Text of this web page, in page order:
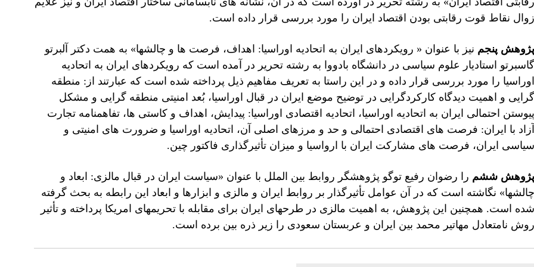
زوال نقاط قوت رقابتی بودن اقتصاد ایران را مورد بررسی قرار داده است.
پژوهش پنجم نیز با عنوان « رویکردهای ایران به اتحادیه اوراسیا: اهداف، فرصت ها و چالشها» به همت دکتر آلبرتو
گاسبرتو استادیار علوم سیاسی در دانشگاه بادووا به رشته تحریر در آمده است که رویکردهای ایران به اتحادیه
اوراسیا را مورد بررسی قرار داده و در این راستا به تعریف مفاهیم ذیل پرداخته شده است که عبارتند از: منطقه
گرایی و اهمیت دیدگاه کارکردگرایی در توضیح موضع ایران در قبال اوراسیا، بُعد امنیتی منطقه گرایی و مشکل
پیوستن احتمالی ایران به اتحادیه اوراسیا، اتحادیه اقتصادی اوراسیا: پیدایش، اهداف و کاستی ها، تفاهمنامه تجارت
آزاد با ایران: فرصت های اقتصادی احتمالی و حد و مرزهای اصلی آن، اتحادیه اوراسیا و ضرورت های امنیتی و
سیاسی ایران، فرصت های مشارکت ایران با ارواسیا و میزان تأثیرگذاری فاکتور چین.
پژوهش ششم را رضوان رفیع توگو پژوهشگر روابط بین الملل با عنوان «سیاست ایران در قبال مالزی: ابعاد و
چالشها» نگاشته است که در آن عوامل تأثیرگذار بر روابط ایران و مالزی و ابزارها و ابعاد این رابطه به بحث گرفته
شده است. همچنین این پژوهش، به اهمیت مالزی در طرحهای ایران برای مقابله با تحریمهای امریکا پرداخته و تأثیر
روش نامتعادل مهاتیر محمد بین ایران و عربستان سعودی را زیر ذره بین برده است.